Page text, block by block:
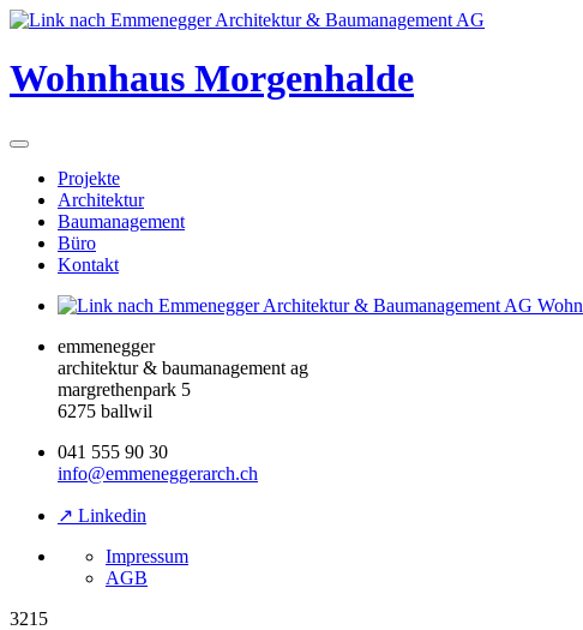
Wohnhaus Morgenhalde
Projekte
Architektur
Baumanagement
Büro
Kontakt
emmenegger
architektur & baumanagement ag
margrethenpark 5
6275 ballwil
041 555 90 30
info@emmeneggerarch.ch
↗ Linkedin
Impressum
AGB
3215